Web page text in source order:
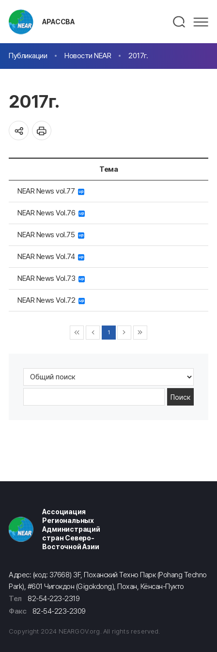
АРАССВА
Публикации Новости NEAR 2017г.
2017г.
Тема
NEAR News vol.77
NEAR News Vol.76
NEAR News vol.75
NEAR News Vol.74
NEAR News Vol.73
NEAR News Vol.72
1
Поиск
Ассоциация
Региональных
Администраций
стран Северо-
Восточной Азии
Адрес: (код: 37668) 3F, Поханский Техно Парк (Pohang Techno
Park), #601 Чигокдон (Gigokdong), Похан, Кёнсан-Пукто
Тел
82-54-223-2319
Факс
82-54-223-2309
Copyright 2024 NEARGOV.org. All rights reserved.